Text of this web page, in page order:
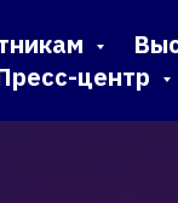
центр